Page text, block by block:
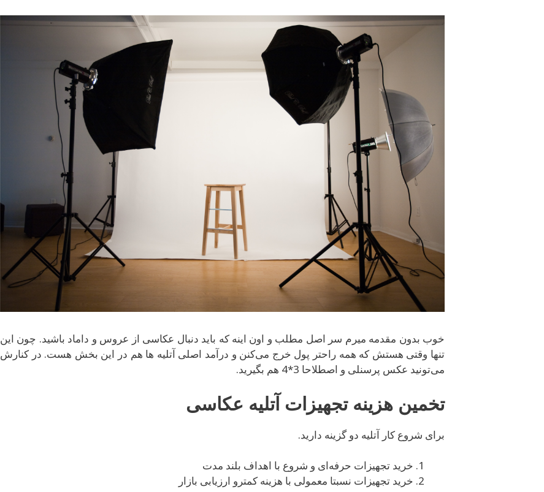
خوب بدون مقدمه میرم سر اصل مطلب و اون اینه که باید دنبال عکاسی از عروس و داماد باشید. چون این
تنها وقتی هستش که همه راحتر پول خرج می‌کنن و درآمد اصلی آتلیه ها هم در این بخش هست. در کنارش
می‌تونید عکس پرسنلی و اصطلاحا 3*4 هم بگیرید.
تخمین هزینه تجهیزات آتلیه عکاسی
برای شروع کار آتلیه دو گزینه دارید.
خرید تجهیزات حرفه‌ای و شروع با اهداف بلند مدت
خرید تجهیزات نسبتا معمولی با هزینه کمترو ارزیابی بازار